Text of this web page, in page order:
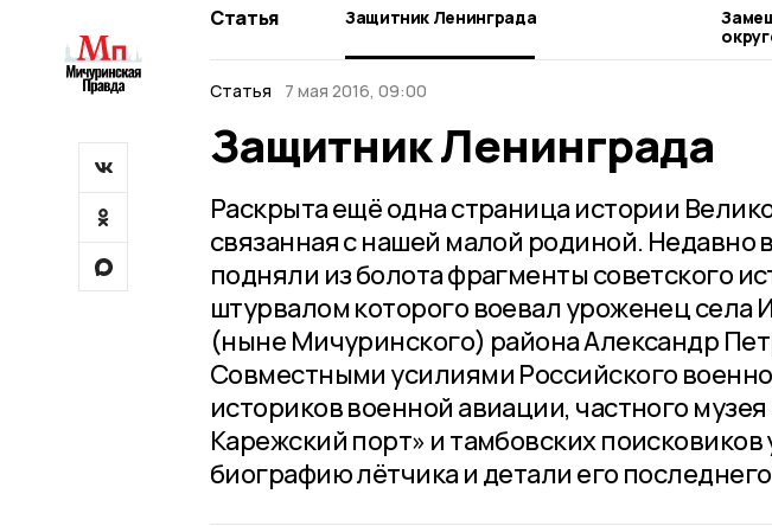
Статья Защитник Ленинграда
Статья 7 мая 2016, 09:00
Защитник Ленинграда
Раскрыта ещё одна страница истории
связанная с нашей малой родиной. Недавно
подняли из болота фрагменты советского
штурвалом которого воевал уроженец села
(ныне Мичуринского) района Александр
Совместными усилиями Российского
историков военной авиации, частного
Карежский порт» и тамбовских поисковиков
биографию лётчика и детали его